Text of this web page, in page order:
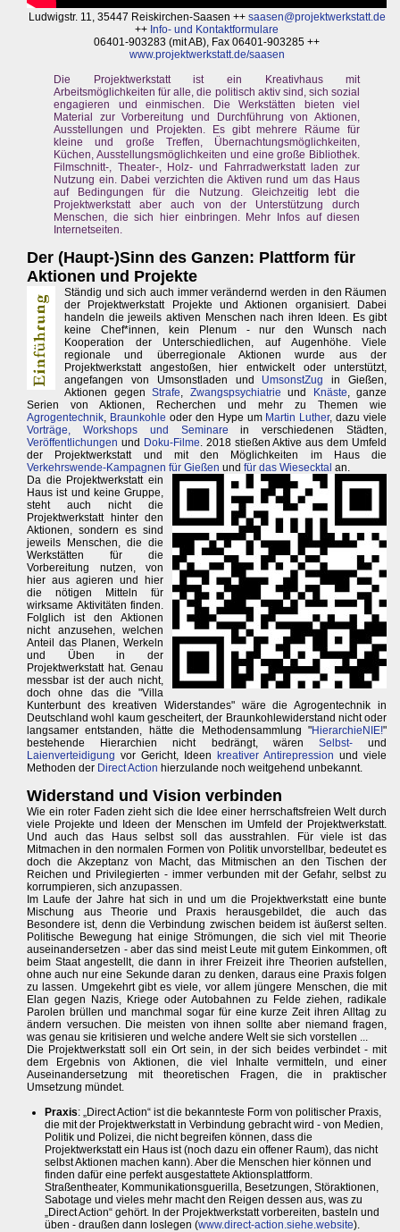
Ludwigstr. 11, 35447 Reiskirchen-Saasen ++ saasen@projektwerkstatt.de
++ Info- und Kontaktformulare
06401-903283 (mit AB), Fax 06401-903285 ++
www.projektwerkstatt.de/saasen
Die Projektwerkstatt ist ein Kreativhaus mit
Arbeitsmöglichkeiten für alle, die politisch aktiv sind, sich sozial
engagieren und einmischen. Die Werkstätten bieten viel
Material zur Vorbereitung und Durchführung von Aktionen,
Ausstellungen und Projekten. Es gibt mehrere Räume für
kleine und große Treffen, Übernachtungsmöglichkeiten,
Küchen, Ausstellungsmöglichkeiten und eine große Bibliothek.
Filmschnitt-, Theater-, Holz- und Fahrradwerkstatt laden zur
Nutzung ein. Dabei verzichten die Aktiven rund um das Haus
auf Bedingungen für die Nutzung. Gleichzeitig lebt die
Projektwerkstatt aber auch von der Unterstützung durch
Menschen, die sich hier einbringen. Mehr Infos auf diesen
Internetseiten.
Der (Haupt-)Sinn des Ganzen: Plattform für
Aktionen und Projekte
Ständig und sich auch immer verändernd werden in den Räumen
der Projektwerkstatt Projekte und Aktionen organisiert. Dabei
handeln die jeweils aktiven Menschen nach ihren Ideen. Es gibt
keine Chef*innen, kein Plenum - nur den Wunsch nach
Kooperation der Unterschiedlichen, auf Augenhöhe. Viele
regionale und überregionale Aktionen wurde aus der
Projektwerkstatt angestoßen, hier entwickelt oder unterstützt,
angefangen von Umsonstladen und UmsonstZug
in Gießen,
Aktionen gegenStrafe, Zwangspsychiatrie und Knäste, ganze
Serien von Aktionen, Recherchen und mehr zu Themen wie
Agrogentechnik, Braunkohle oder den Hype um Martin Luther, dazu viele
Vorträge, Workshops und Seminare in verschiedenen Städten,
Veröffentlichungen und Doku-Filme. 2018 stießen Aktive aus dem Umfeld
der Projektwerkstatt und mit den Möglichkeiten im Haus die
Verkehrswende-Kampagnen für Gießen und für das Wiesecktal an.
Da die Projektwerkstatt ein
Haus ist und keine Gruppe,
steht auch nicht die
Projektwerkstatt hinter den
Aktionen, sondern es sind
jeweils Menschen, die die
Werkstätten für die
Vorbereitung nutzen, von
hier aus agieren und hier
die nötigen Mitteln für
wirksame Aktivitäten finden.
Folglich ist den Aktionen
nicht anzusehen, welchen
Anteil das Planen, Werkeln
und Üben in der
Projektwerkstatt hat. Genau
messbar ist der auch nicht,
doch ohne das die "Villa
Kunterbunt des kreativen Widerstandes" wäre die Agrogentechnik in
Deutschland wohl kaum gescheitert, der Braunkohlewiderstand nicht oder
langsamer entstanden, hätte die Methodensammlung "HierarchieNIE!"
bestehende Hierarchien nicht bedrängt, wären Selbst- und
Laienverteidigung vor Gericht, Ideen kreativer Antirepression und viele
Methoden der Direct Action hierzulande noch weitgehend unbekannt.
Widerstand und Vision verbinden
Wie ein roter Faden zieht sich die Idee einer herrschaftsfreien Welt durch
viele Projekte und Ideen der Menschen im Umfeld der Projektwerkstatt.
Und auch das Haus selbst soll das ausstrahlen. Für viele ist das
Mitmachen in den normalen Formen von Politik unvorstellbar, bedeutet es
doch die Akzeptanz von Macht, das Mitmischen an den Tischen der
Reichen und Privilegierten - immer verbunden mit der Gefahr, selbst zu
korrumpieren, sich anzupassen.
Im Laufe der Jahre hat sich in und um die Projektwerkstatt eine bunte
Mischung aus Theorie und Praxis herausgebildet, die auch das
Besondere ist, denn die Verbindung zwischen beidem ist äußerst selten.
Politische Bewegung hat einige Strömungen, die sich viel mit Theorie
auseinandersetzen - aber das sind meist Leute mit gutem Einkommen, oft
beim Staat angestellt, die dann in ihrer Freizeit ihre Theorien aufstellen,
ohne auch nur eine Sekunde daran zu denken, daraus eine Praxis folgen
zu lassen. Umgekehrt gibt es viele, vor allem jüngere Menschen, die mit
Elan gegen Nazis, Kriege oder Autobahnen zu Felde ziehen, radikale
Parolen brüllen und manchmal sogar für eine kurze Zeit ihren Alltag zu
ändern versuchen. Die meisten von ihnen sollte aber niemand fragen,
was genau sie kritisieren und welche andere Welt sie sich vorstellen ...
Die Projektwerkstatt soll ein Ort sein, in der sich beides verbindet - mit
dem Ergebnis von Aktionen, die viel Inhalte vermitteln, und einer
Auseinandersetzung mit theoretischen Fragen, die in praktischer
Umsetzung mündet.
Praxis: „Direct Action“ ist die bekannteste Form von politischer Praxis,
die mit der Projektwerkstatt in Verbindung gebracht wird - von Medien,
Politik und Polizei, die nicht begreifen können, dass die
Projektwerkstatt ein Haus ist (noch dazu ein offener Raum), das nicht
selbst Aktionen machen kann). Aber die Menschen hier können und
finden dafür eine perfekt ausgestattete Aktionsplattform.
Straßentheater, Kommunikationsguerilla, Besetzungen, Störaktionen,
Sabotage und vieles mehr macht den Reigen dessen aus, was zu
„Direct Action“ gehört. In der Projektwerkstatt vorbereiten, basteln und
üben - draußen dann loslegen (www.direct-action.siehe.website).